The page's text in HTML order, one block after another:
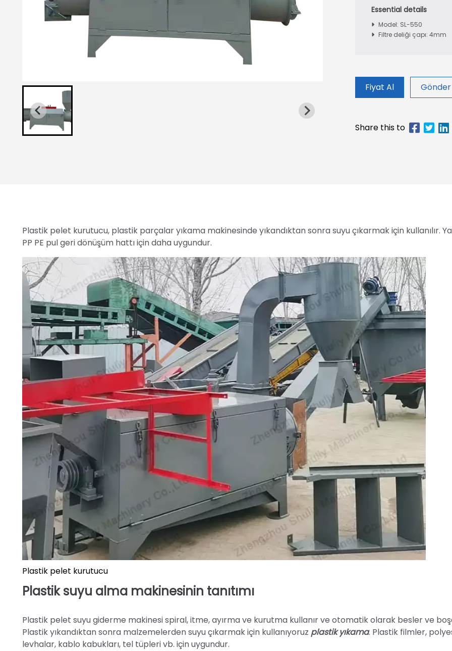
Model: SL-550
Filtre deliği çapı: 4mm
Fiyat Al
Plastik pelet kurutucu, plastik parçalar yıkama makinesinde yıkandıktan sonra suyu çıkarmak için kullanılır.
PP PE pul geri dönüşüm hattı için daha uygundur.
Plastik pelet kurutucu
Plastik suyu alma makinesinin tanıtımı
Plastik pelet suyu giderme makinesi spiral, itme, ayırma ve kurutma kullanır ve otomatik olarak besler ve
Plastik yıkandıktan sonra malzemelerden suyu çıkarmak için kullanıyoruz plastik yıkama. Plastik filmler,
levhalar, kablo kabukları, tel tüpleri vb. için uygundur.